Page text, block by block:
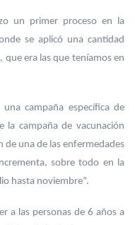
un primer proceso en la
se aplicó una cantidad
era las que teníamos en
campaña específica de
la campaña de vacunación
de una de las enfermedades
sobre todo en la
hasta noviembre”.
a las personas de 6 años a